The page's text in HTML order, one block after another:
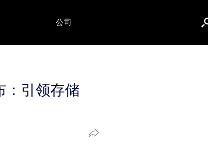
公司
引领存储